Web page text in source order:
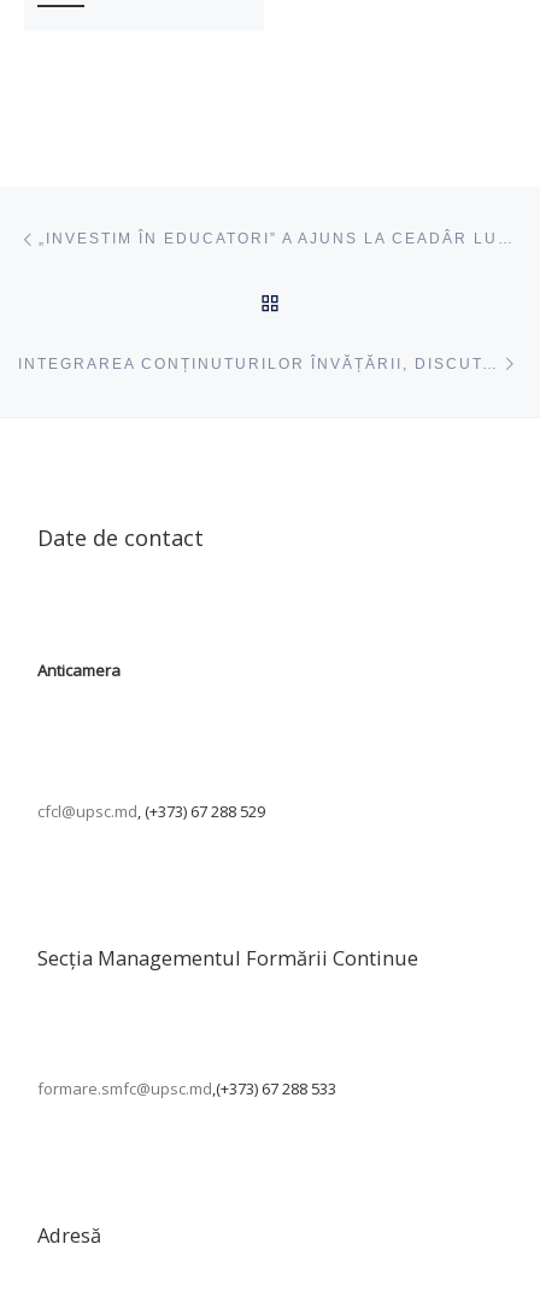
Navigare articole
„INVESTIM ÎN EDUCATORI” A AJUNS LA CEADÂR LUNGA, AVDARMA ȘI VULCĂNEȘTI
Date de contact
Anticamera
cfcl@upsc.md, (+373) 67 288 529
Secția Managementul Formării Continue
formare.smfc@upsc.md,(+373) 67 288 533
Adresă